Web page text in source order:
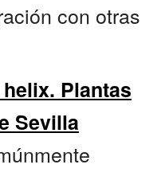
con otras
Plantas
Sevilla